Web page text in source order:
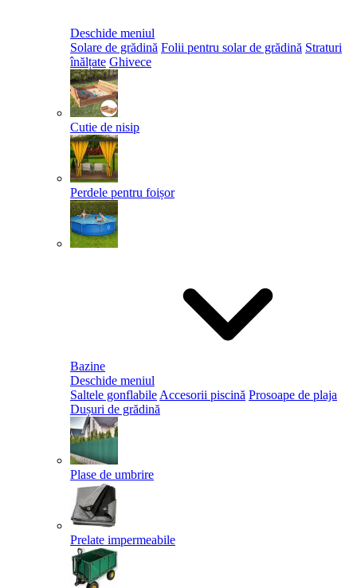
Deschide meniul
Solare de grădină Folii pentru solar de grădină Straturi
înălțate Ghivece
Cutie de nisip
Perdele pentru foișor
Bazine
Deschide meniul
Saltele gonflabile Accesorii piscină Prosoape de plaja
Dușuri de grădină
Plase de umbrire
Prelate impermeabile